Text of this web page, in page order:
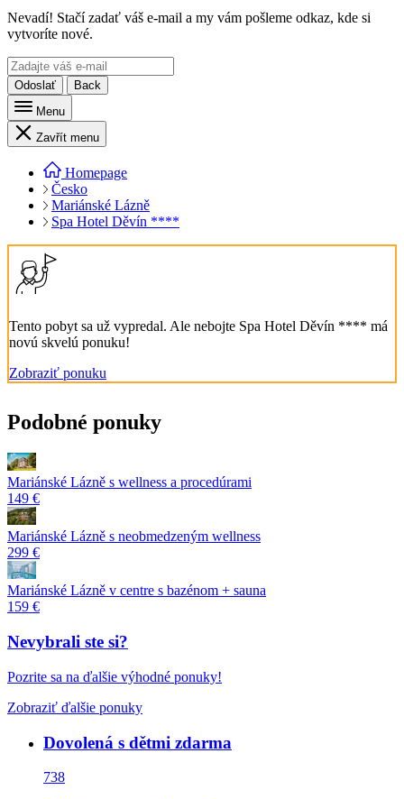
Nevadí! Stačí zadať váš e-mail a my vám pošleme odkaz, kde si
vytvoríte nové.
Odoslať
Back
Menu
Zavřít menu
Homepage
Česko
Mariánské Lázně
Spa Hotel Děvín ****
Tento pobyt sa už vypredal. Ale nebojte Spa Hotel Děvín **** má
novú skvelú ponuku!
Zobraziť ponuku
Podobné ponuky
Mariánské Lázně s wellness a procedúrami
149 €
Mariánské Lázně s neobmedzeným wellness
299 €
Mariánské Lázně v centre s bazénom + sauna
159 €
Nevybrali ste si?
Pozrite sa na ďalšie výhodné ponuky!
Zobraziť ďalšie ponuky
Dovolená s dětmi zdarma
738